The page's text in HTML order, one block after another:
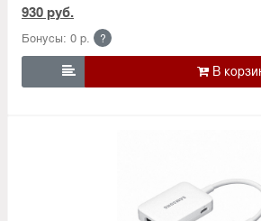
930 руб.
Бонусы: 0 р. ?
